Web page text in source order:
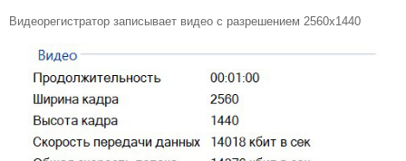
Видеорегистратор записывает видео с разрешением 2560х1440